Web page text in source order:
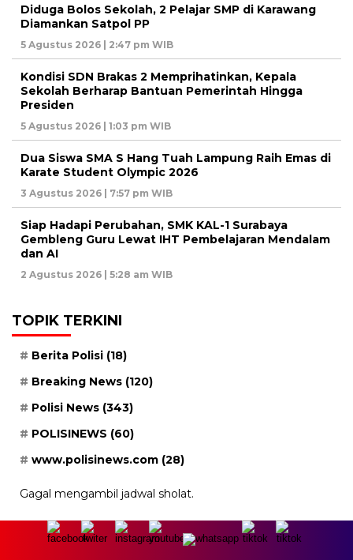
Diduga Bolos Sekolah, 2 Pelajar SMP di Karawang
Diamankan Satpol PP
5 Agustus 2026 | 2:47 pm WIB
Kondisi SDN Brakas 2 Memprihatinkan, Kepala
Sekolah Berharap Bantuan Pemerintah Hingga
Presiden
5 Agustus 2026 | 1:03 pm WIB
Dua Siswa SMA S Hang Tuah Lampung Raih Emas di
Karate Student Olympic 2026
3 Agustus 2026 | 7:57 pm WIB
Siap Hadapi Perubahan, SMK KAL-1 Surabaya
Gembleng Guru Lewat IHT Pembelajaran Mendalam
dan AI
2 Agustus 2026 | 5:28 am WIB
TOPIK TERKINI
Berita Polisi (18)
Breaking News (120)
Polisi News (343)
POLISINEWS (60)
www.polisinews.com (28)
Gagal mengambil jadwal sholat.